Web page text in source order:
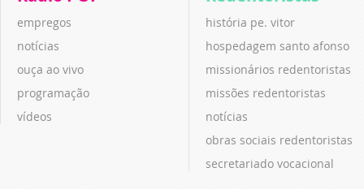
empregos
notícias
ouça ao vivo
programação
vídeos
história pe. vitor
hospedagem santo afonso
missionários redentoristas
missões redentoristas
notícias
obras sociais redentoristas
secretariado vocacional